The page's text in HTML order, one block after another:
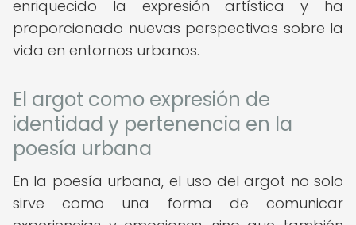
enriquecido la expresión artística y ha
proporcionado nuevas perspectivas sobre la
vida en entornos urbanos.
El argot como expresión de
identidad y pertenencia en la
poesía urbana
En la poesía urbana, el uso del argot no solo
sirve como una forma de comunicar